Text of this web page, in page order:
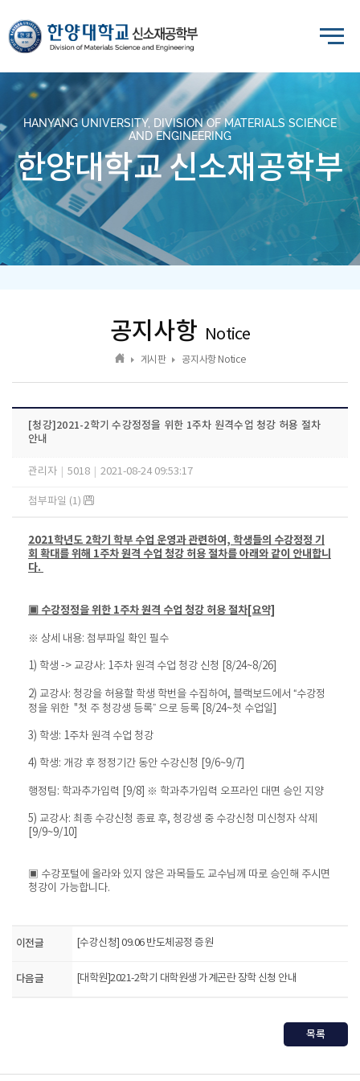
HANYANG UNIVERSITY, DIVISION OF MATERIALS SCIENCE
AND ENGINEERING
한양대학교 신소재공학부
공지사항 Notice
게시판 공지사항 Notice
[청강]2021-2학기 수강정정을 위한 1주차 원격수업 청강 허용 절차
안내
관리자 5018 2021-08-24 09:53:17
첨부파일 (1)
2021학년도 2학기 학부 수업 운영과 관련하여, 학생들의 수강정정 기
회 확대를 위해 1주차 원격 수업 청강 허용 절차를 아래와 같이 안내합니
다.
▣ 수강정정을 위한 1주차 원격 수업 청강 허용 절차[요약]
※ 상세 내용: 첨부파일 확인 필수
1) 학생 -> 교강사: 1주차 원격 수업 청강 신청 [8/24~8/26]
2) 교강사: 청강을 허용할 학생 학번을 수집하여, 블랙보드에서 “수강정
정을 위한 "첫 주 청강생 등록” 으로 등록 [8/24~첫 수업일]
3) 학생: 1주차 원격 수업 청강
4) 학생: 개강 후 정정기간 동안 수강신청 [9/6~9/7]
행정팀: 학과추가입력 [9/8] ※ 학과추가입력 오프라인 대면 승인 지양
5) 교강사: 최종 수강신청 종료 후, 청강생 중 수강신청 미신청자 삭제
[9/9~9/10]
▣ 수강포털에 올라와 있지 않은 과목들도 교수님께 따로 승인해 주시면
청강이 가능합니다.
이전글 [수강신청] 09.06 반도체공정 증원
다음글 [대학원]2021-2학기 대학원생 가계곤란 장학 신청 안내
목록